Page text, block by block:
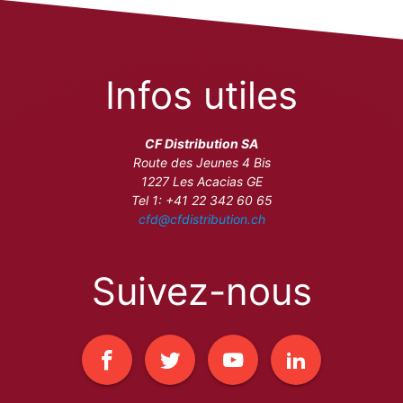
Infos utiles
CF Distribution SA
Route des Jeunes 4 Bis
1227 Les Acacias GE
Tel 1: +41 22 342 60 65
cfd@cfdistribution.ch
Suivez-nous